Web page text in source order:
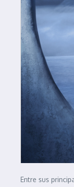
Entre sus